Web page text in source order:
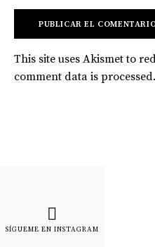
This site uses Akismet to
comment data is processed.
SÍGUEME EN INSTAGRAM